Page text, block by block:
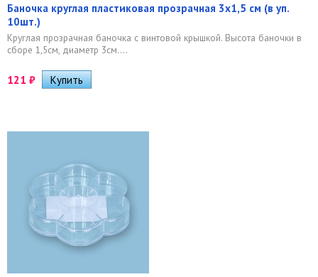
Баночка круглая пластиковая прозрачная 3х1,5 см (в уп.
10шт.)
Круглая прозрачная баночка с винтовой крышкой. Высота баночки в
сборе 1,5см, диаметр 3см....
121 ₽